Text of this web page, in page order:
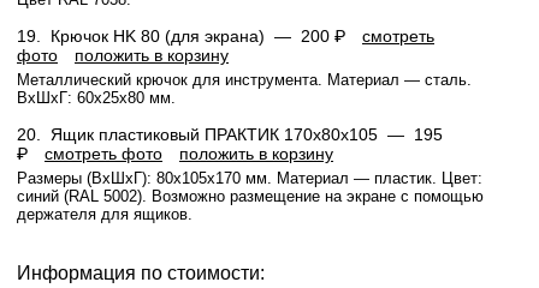
19. Крючок HK 80 (для экрана) — 200 ₽
смотреть
фото
положить в корзину
Металлический крючок для инструмента. Материал — сталь.
ВхШхГ: 60x25x80 мм.
20. Ящик пластиковый ПРАКТИК 170x80x105 — 195
₽
смотреть фото положить в корзину
Размеры (ВхШхГ): 80x105x170 мм. Материал — пластик. Цвет:
синий (RAL 5002). Возможно размещение на экране с помощью
держателя для ящиков.
Информация по стоимости: